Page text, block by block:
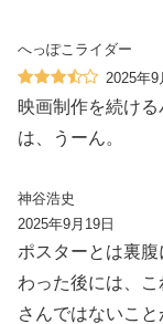
へっぽこライダー
2025年9
映画制作を続け
は、うーん。
神谷浩史
2025年9月19日
ポスターとは裏
わった後には、
さんではないこと